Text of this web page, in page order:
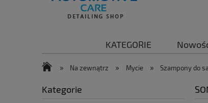
KATEGORIE
» Na zewnątrz » Mycie » Szampony do
Kategorie